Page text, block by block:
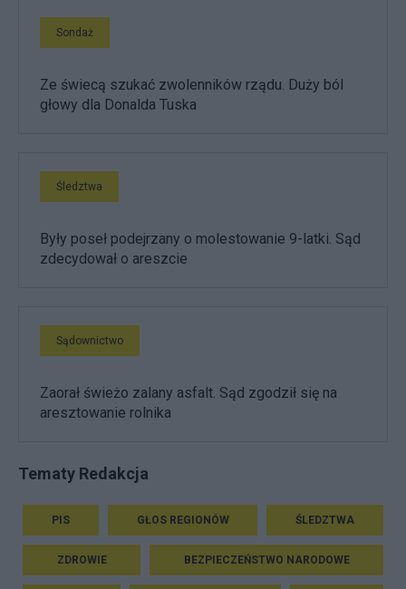
Sondaż
Ze świecą szukać zwolenników rządu. Duży ból
głowy dla Donalda Tuska
Śledztwa
Były poseł podejrzany o molestowanie 9-latki. Sąd
zdecydował o areszcie
Sądownictwo
Zaorał świeżo zalany asfalt. Sąd zgodził się na
aresztowanie rolnika
Tematy Redakcja
PIS GŁOS REGIONÓW ŚLEDZTWA
ZDROWIE BEZPIECZEŃSTWO NARODOWE